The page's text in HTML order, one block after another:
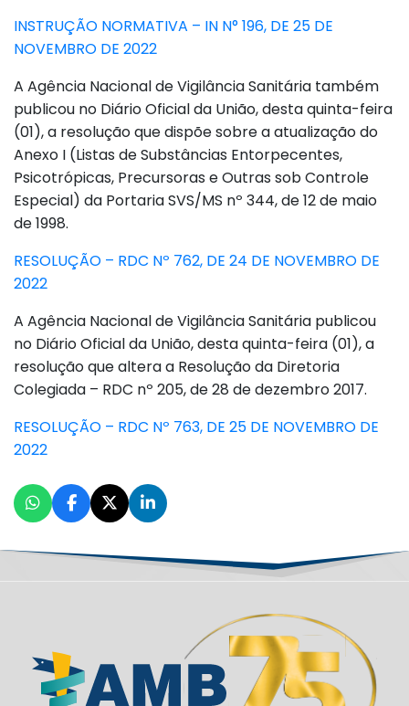
INSTRUÇÃO NORMATIVA – IN N° 196, DE 25 DE
NOVEMBRO DE 2022
A Agência Nacional de Vigilância Sanitária também
publicou no Diário Oficial da União, desta quinta-feira
(01), a resolução que dispõe sobre a atualização do
Anexo I (Listas de Substâncias Entorpecentes,
Psicotrópicas, Precursoras e Outras sob Controle
Especial) da Portaria SVS/MS nº 344, de 12 de maio
de 1998.
RESOLUÇÃO – RDC Nº 762, DE 24 DE NOVEMBRO DE
2022
A Agência Nacional de Vigilância Sanitária publicou
no Diário Oficial da União, desta quinta-feira (01), a
resolução que altera a Resolução da Diretoria
Colegiada – RDC nº 205, de 28 de dezembro 2017.
RESOLUÇÃO – RDC Nº 763, DE 25 DE NOVEMBRO DE
2022